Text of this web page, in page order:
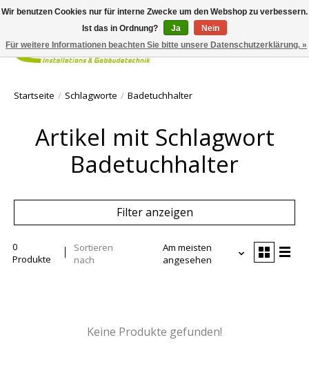
Ihr
Startseite / Schlagworte / Badetuchhalter
Artikel mit Schlagwort
Badetuchhalter
Filter anzeigen
0
Produkte
Sortieren
nach
Am meisten
angesehen
Keine Produkte gefunden!
Wir benutzen Cookies nur für interne Zwecke um den Webshop zu verbessern.
Ist das in Ordnung?
Ja
Nein
Für weitere Informationen beachten Sie bitte unsere Datenschutzerklärung. »